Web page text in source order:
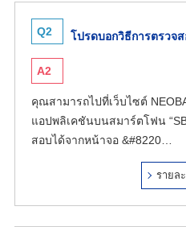
Q2 โปรดบอกวิธีการตรวจ
A2
คุณสามารถไปที่เว็บไซต์
แอปพลิเคชันบนสมาร์ตโฟน
สอบได้จากหน้าจอ &#8220…
รายล